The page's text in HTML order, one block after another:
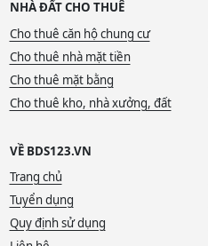
NHÀ ĐẤT CHO THUÊ
Cho thuê căn hộ chung cư
Cho thuê nhà mặt tiền
Cho thuê mặt bằng
Cho thuê kho, nhà xưởng, đất
VỀ BDS123.VN
Trang chủ
Tuyển dụng
Quy định sử dụng